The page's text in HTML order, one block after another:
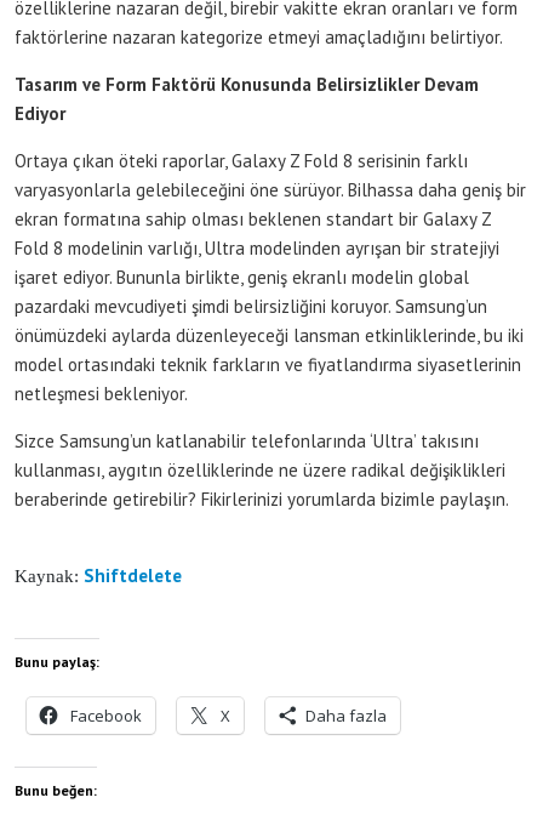
özelliklerine nazaran değil, birebir vakitte ekran oranları ve form
faktörlerine nazaran kategorize etmeyi amaçladığını belirtiyor.
Tasarım ve Form Faktörü Konusunda Belirsizlikler Devam
Ediyor
Ortaya çıkan öteki raporlar, Galaxy Z Fold 8 serisinin farklı
varyasyonlarla gelebileceğini öne sürüyor. Bilhassa daha geniş bir
ekran formatına sahip olması beklenen standart bir Galaxy Z
Fold 8 modelinin varlığı, Ultra modelinden ayrışan bir stratejiyi
işaret ediyor. Bununla birlikte, geniş ekranlı modelin global
pazardaki mevcudiyeti şimdi belirsizliğini koruyor. Samsung’un
önümüzdeki aylarda düzenleyeceği lansman etkinliklerinde, bu iki
model ortasındaki teknik farkların ve fiyatlandırma siyasetlerinin
netleşmesi bekleniyor.
Sizce Samsung’un katlanabilir telefonlarında ‘Ultra’ takısını
kullanması, aygıtın özelliklerinde ne üzere radikal değişiklikleri
beraberinde getirebilir? Fikirlerinizi yorumlarda bizimle paylaşın.
Kaynak: Shiftdelete
Bunu paylaş:
Facebook X Daha fazla
Bunu beğen: